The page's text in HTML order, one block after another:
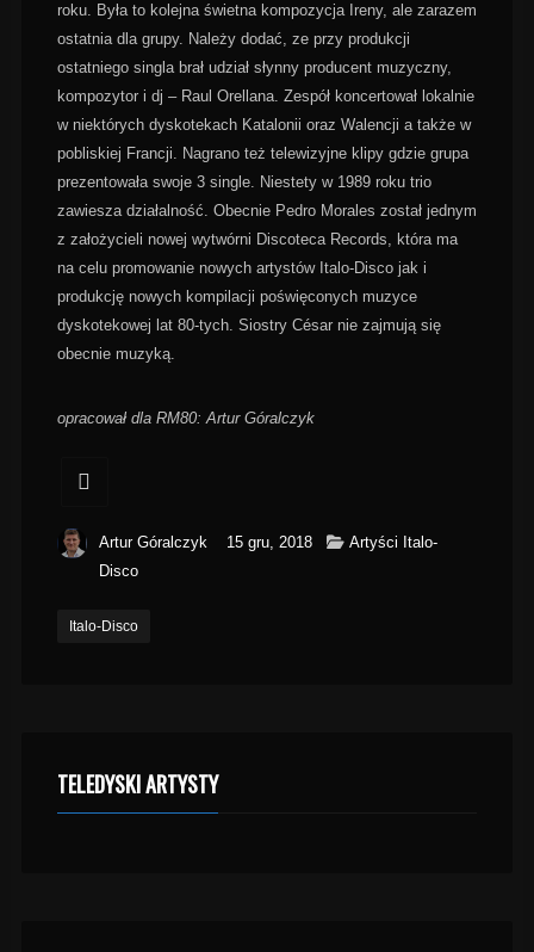
roku. Była to kolejna świetna kompozycja Ireny, ale zarazem
ostatnia dla grupy. Należy dodać, ze przy produkcji
ostatniego singla brał udział słynny producent muzyczny,
kompozytor i dj – Raul Orellana. Zespół koncertował lokalnie
w niektórych dyskotekach Katalonii oraz Walencji a także w
pobliskiej Francji. Nagrano też telewizyjne klipy gdzie grupa
prezentowała swoje 3 single. Niestety w 1989 roku trio
zawiesza działalność. Obecnie Pedro Morales został jednym
z założycieli nowej wytwórni Discoteca Records, która ma
na celu promowanie nowych artystów Italo-Disco jak i
produkcję nowych kompilacji poświęconych muzyce
dyskotekowej lat 80-tych. Siostry César nie zajmują się
obecnie muzyką.
opracował dla RM80: Artur Góralczyk
Artur Góralczyk 15 gru, 2018
Artyści Italo-
Disco
Italo-Disco
TELEDYSKI ARTYSTY